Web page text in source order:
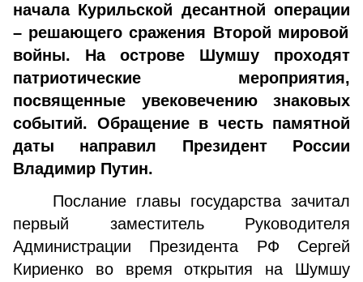
начала Курильской десантной операции
– решающего сражения Второй мировой
войны. На острове Шумшу проходят
патриотические мероприятия,
посвященные увековечению знаковых
событий. Обращение в честь памятной
даты
направил Президент России
Владимир Путин.
Послание главы государства зачитал
первый заместитель Руководителя
Администрации Президента РФ Сергей
Кириенко во время открытия на Шумшу